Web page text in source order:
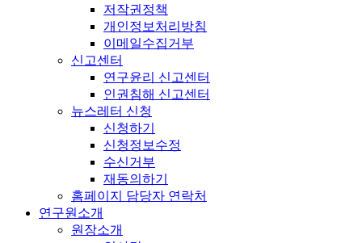
저작권정책
개인정보처리방침
이메일수집거부
신고센터
연구윤리 신고센터
인권침해 신고센터
뉴스레터 신청
신청하기
신청정보수정
수신거부
재동의하기
홈페이지 담당자 연락처
연구원소개
원장소개